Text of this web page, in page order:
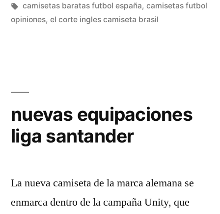
en
Etiquetas:
camisetas baratas futbol españa, camisetas futbol
opiniones, el corte ingles camiseta brasil
nuevas equipaciones
liga santander
La nueva camiseta de la marca alemana se
enmarca dentro de la campaña Unity, que